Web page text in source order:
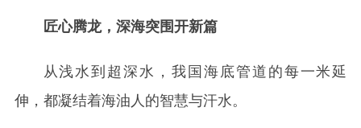
匠心腾龙，深海突围开新篇
从浅水到超深水，我国海底管道的每一米延
伸，都凝结着海油人的智慧与汗水。